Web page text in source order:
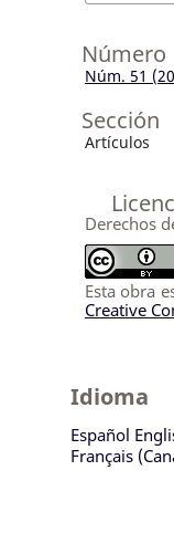
Número
Núm. 51
Sección
Artículos
Derechos
Esta obra
Creative
Idioma
Español
Français